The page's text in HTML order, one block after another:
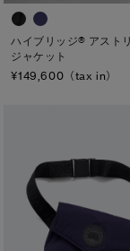
ハイブリッジ® アスト
ジャケット
¥149,600（tax in）